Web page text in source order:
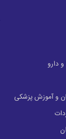
و آموزش پزشکی